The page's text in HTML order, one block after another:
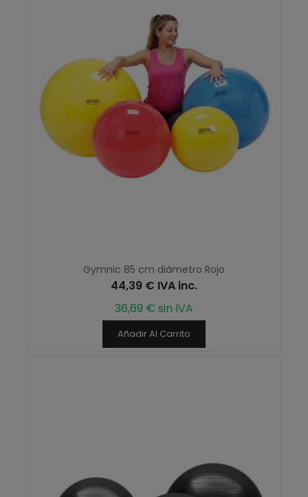
Gymnic 85 cm diámetro Rojo
44,39 € IVA inc.
36,69 € sin IVA
Añadir Al Carrito